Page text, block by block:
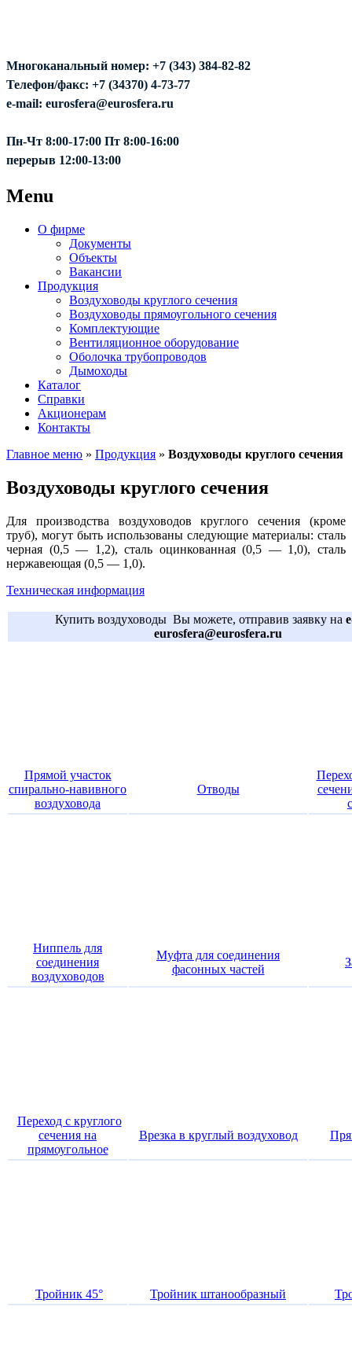
Многоканальный номер: +7 (343) 384-82-82
Телефон/факс: +7 (34370) 4-73-77
e-mail: eurosfera@eurosfera.ru
Пн-Чт 8:00-17:00 Пт 8:00-16:00
перерыв 12:00-13:00
Menu
О фирме
Документы
Объекты
Вакансии
Продукция
Воздуховоды круглого сечения
Воздуховоды прямоугольного сечения
Комплектующие
Вентиляционное оборудование
Оболочка трубопроводов
Дымоходы
Каталог
Справки
Акционерам
Контакты
Главное меню » Продукция » Воздуховоды круглого сечения
Воздуховоды круглого сечения
Для производства воздуховодов круглого сечения (кроме
труб), могут быть использованы следующие материалы: сталь
черная (0,5 — 1,2), сталь оцинкованная (0,5 — 1,0), сталь
нержавеющая (0,5 — 1,0).
Техническая информация
Купить воздуховоды Вы можете, отправив заявку на
eurosfera@eurosfera.ru
Прямой участок
спирально-навивного
воздуховода
Отводы
Ниппель для
соединения
воздуховодов
Муфта для соединения
фасонных частей
Переход с круглого
сечения на
прямоугольное
Врезка в круглый воздуховод
Тройник 45° Тройник штанообразный